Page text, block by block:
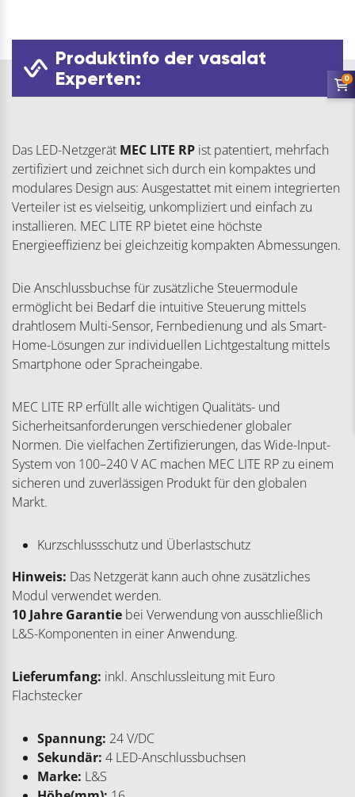
Produktinfo der vasalat
Experten:
Das LED-Netzgerät MEC LITE RP ist patentiert, mehrfach
zertifiziert und zeichnet sich durch ein kompaktes und
modulares Design aus: Ausgestattet mit einem integrierten
Verteiler ist es vielseitig, unkompliziert und einfach zu
installieren. MEC LITE RP bietet eine höchste
Energieeffizienz bei gleichzeitig kompakten Abmessungen.
Die Anschlussbuchse für zusätzliche Steuermodule
ermöglicht bei Bedarf die intuitive Steuerung mittels
drahtlosem Multi-Sensor, Fernbedienung und als Smart-
Home-Lösungen zur individuellen Lichtgestaltung mittels
Smartphone oder Spracheingabe.
MEC LITE RP erfüllt alle wichtigen Qualitäts- und
Sicherheitsanforderungen verschiedener globaler
Normen. Die vielfachen Zertifizierungen, das Wide-Input-
System von 100–240 V AC machen MEC LITE RP zu einem
sicheren und zuverlässigen Produkt für den globalen
Markt.
Kurzschlussschutz und Überlastschutz
Hinweis: Das Netzgerät kann auch ohne zusätzliches
Modul verwendet werden.
10 Jahre Garantie bei Verwendung von ausschließlich
L&S-Komponenten in einer Anwendung.
Lieferumfang: inkl. Anschlussleitung mit Euro
Flachstecker
Spannung: 24 V/DC
Sekundär: 4 LED-Anschlussbuchsen
Marke: L&S
0